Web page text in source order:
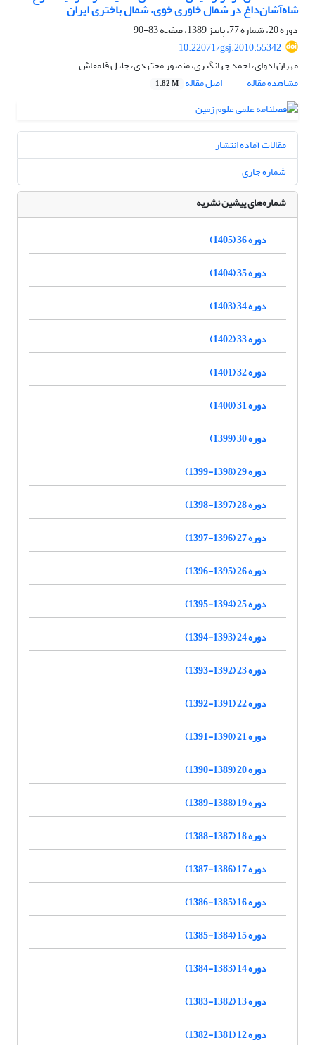
شاه‌آشان‌داغ در شمال خاوری خوی، شمال باختری ایران
دوره 20، شماره 77، پاییز 1389، صفحه
83-90
10.22071/gsj.2010.55342
مهران ادوای، احمد جهانگیری، منصور مجتهدی، جلیل قلمقاش
مشاهده مقاله
اصل مقاله 1.82 M
مقالات آماده انتشار
شماره جاری
شماره‌های پیشین نشریه
دوره 36 (1405)
دوره 35 (1404)
دوره 34 (1403)
دوره 33 (1402)
دوره 32 (1401)
دوره 31 (1400)
دوره 30 (1399)
دوره 29 (1398-1399)
دوره 28 (1397-1398)
دوره 27 (1396-1397)
دوره 26 (1395-1396)
دوره 25 (1394-1395)
دوره 24 (1393-1394)
دوره 23 (1392-1393)
دوره 22 (1391-1392)
دوره 21 (1390-1391)
دوره 20 (1389-1390)
دوره 19 (1388-1389)
دوره 18 (1387-1388)
دوره 17 (1386-1387)
دوره 16 (1385-1386)
دوره 15 (1384-1385)
دوره 14 (1383-1384)
دوره 13 (1382-1383)
دوره 12 (1381-1382)